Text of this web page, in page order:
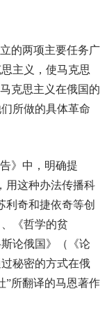
的两项主要任务广
主义，使马克思
克思主义在俄国的
所做的具体革命
》中，明确提
用这种办法传播科
利奇和捷依奇等创
《哲学的贫
论俄国》（《论
秘密的方式在俄
”所翻译的马恩著作